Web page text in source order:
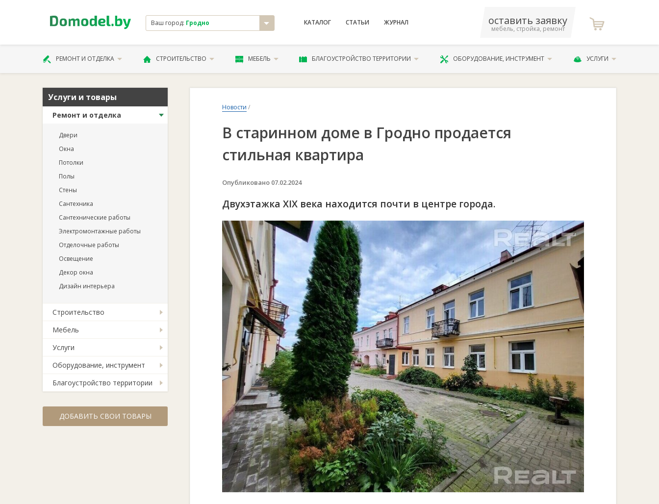
Ваш город: Гродно КАТАЛОГ СТАТЬИ ЖУРНАЛ оставить заявку
мебель, стройка, ремонт
РЕМОНТ И ОТДЕЛКА СТРОИТЕЛЬСТВО МЕБЕЛЬ БЛАГОУСТРОЙСТВО ТЕРРИТОРИИ ОБОРУДОВАНИЕ, ИНСТРУМЕНТ УСЛУГИ
Услуги и товары
Ремонт и отделка
Двери
Окна
Потолки
Полы
Стены
Сантехника
Сантехнические работы
Электромонтажные работы
Отделочные работы
Освещение
Декор окна
Дизайн интерьера
Строительство
Мебель
Услуги
Оборудование, инструмент
Благоустройство территории
ДОБАВИТЬ СВОИ ТОВАРЫ
Новости /
В старинном доме в Гродно продается
стильная квартира
Опубликовано 07.02.2024
Двухэтажка XIX века находится почти в центре города.